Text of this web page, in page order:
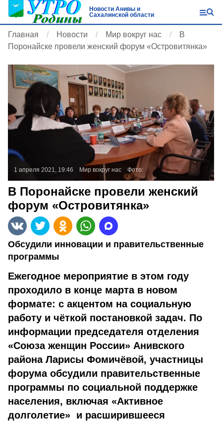
Новости Анивы и
Сахалинской области
Главная Новости Мир вокруг нас
В
Поронайске провели женский форум «Островитянка»
1 апреля 2021, 19:46 Мир вокруг нас Фото:
В Поронайске провели женский
форум «Островитянка»
Обсудили инновации и правительственные
программы
Ежегодное мероприятие в этом году
проходило в конце марта в новом
формате: с акцентом на социальную
работу и чёткой постановкой задач. По
информации председателя отделения
«Союза женщин России» Анивского
района Ларисы Фомичёвой, участницы
форума обсудили правительственные
программы по социальной поддержке
населения, включая «Активное
долголетие» и расширившееся